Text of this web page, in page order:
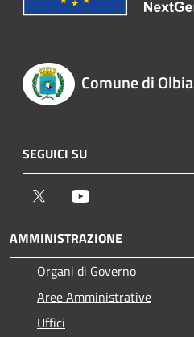
Comune di Olbia
SEGUICI SU
Twitter
AMMINISTRAZIONE
Organi di Governo
Aree Amministrative
Uffici